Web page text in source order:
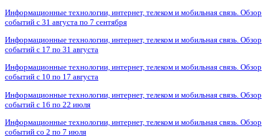
Информационные технологии, интернет, телеком и мобильная связь. Обзор
событий с 31 августа по 7 сентября
Информационные технологии, интернет, телеком и мобильная связь. Обзор
событий с 17 по 31 августа
Информационные технологии, интернет, телеком и мобильная связь. Обзор
событий с 10 по 17 августа
Информационные технологии, интернет, телеком и мобильная связь. Обзор
событий с 16 по 22 июля
Информационные технологии, интернет, телеком и мобильная связь. Обзор
событий со 2 по 7 июля